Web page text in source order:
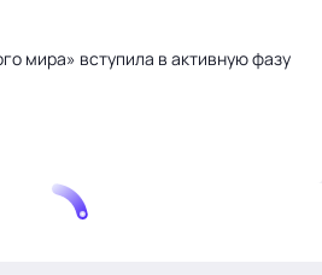
мира» вступила в активную фазу